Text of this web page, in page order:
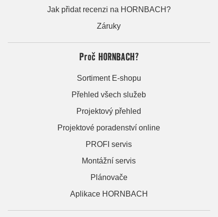
Jak přidat recenzi na HORNBACH?
Záruky
Proč HORNBACH?
Sortiment E-shopu
Přehled všech služeb
Projektový přehled
Projektové poradenství online
PROFI servis
Montážní servis
Plánovače
Aplikace HORNBACH